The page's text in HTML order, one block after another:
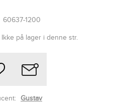
60637-1200
Ikke på lager i denne str.
Gustav